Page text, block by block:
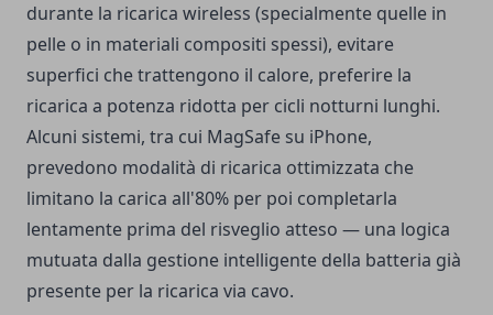
durante la ricarica wireless (specialmente quelle in
pelle o in materiali compositi spessi), evitare
superfici che trattengono il calore, preferire la
ricarica a potenza ridotta per cicli notturni lunghi.
Alcuni sistemi, tra cui MagSafe su iPhone,
prevedono modalità di ricarica ottimizzata che
limitano la carica all'80% per poi completarla
lentamente prima del risveglio atteso — una logica
mutuata dalla gestione intelligente della batteria già
presente per la ricarica via cavo.